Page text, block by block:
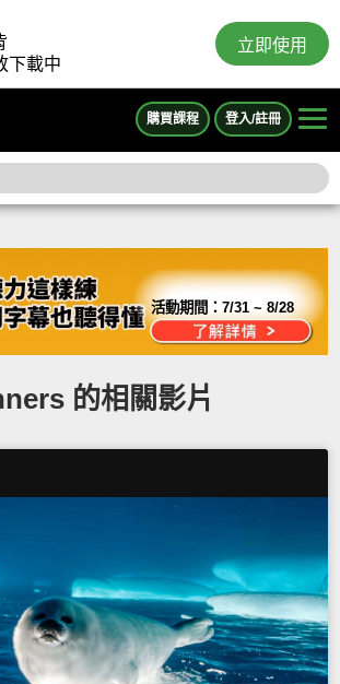
下載中
立即使用
購買課程 登入/註冊
活動期間：7/31 ~ 8/28
的相關影片